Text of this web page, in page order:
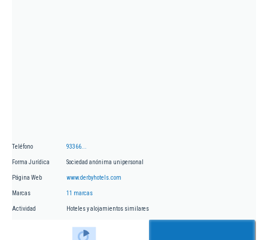
Teléfono 93366...
Forma Jurídica Sociedad anónima unipersonal
Página Web www.derbyhotels.com
Marcas 11 marcas
Actividad Hoteles y alojamientos similares